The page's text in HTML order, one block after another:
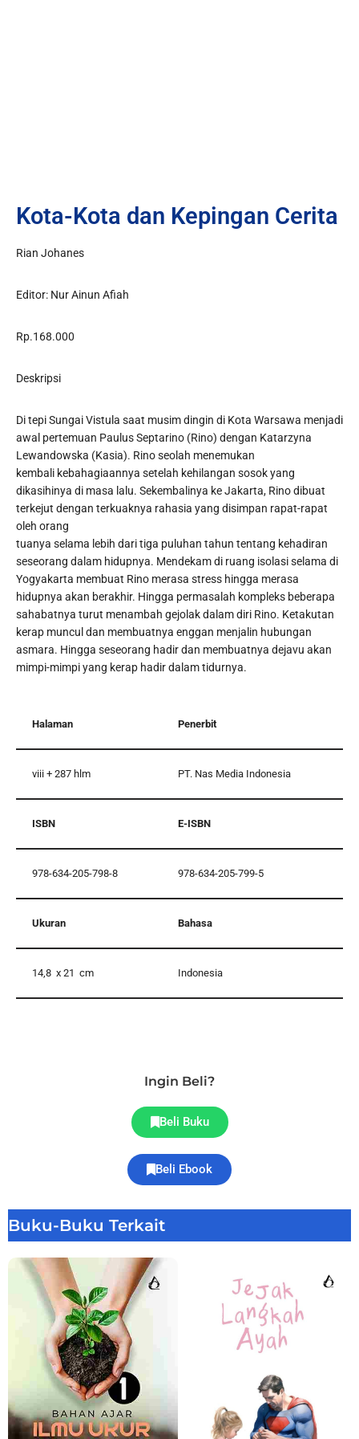
Kota-Kota dan Kepingan Cerita
Rian Johanes
Editor: Nur Ainun Afiah
Rp.168.000
Deskripsi
Di tepi Sungai Vistula saat musim dingin di Kota Warsawa menjadi
awal pertemuan Paulus Septarino (Rino) dengan Katarzyna
Lewandowska (Kasia). Rino seolah menemukan
kembali kebahagiaannya setelah kehilangan sosok yang
dikasihinya di masa lalu. Sekembalinya ke Jakarta, Rino dibuat
terkejut dengan terkuaknya rahasia yang disimpan rapat-rapat
oleh orang
tuanya selama lebih dari tiga puluhan tahun tentang kehadiran
seseorang dalam hidupnya. Mendekam di ruang isolasi selama di
Yogyakarta membuat Rino merasa stress hingga merasa
hidupnya akan berakhir. Hingga permasalah kompleks beberapa
sahabatnya turut menambah gejolak dalam diri Rino. Ketakutan
kerap muncul dan membuatnya enggan menjalin hubungan
asmara. Hingga seseorang hadir dan membuatnya dejavu akan
mimpi-mimpi yang kerap hadir dalam tidurnya.
Halaman Penerbit
viii + 287 hlm PT. Nas Media Indonesia
ISBN E-ISBN
978-634-205-798-8 978-634-205-799-5
Ukuran Bahasa
14,8 x 21 cm Indonesia
Ingin Beli?
Beli Buku
Beli Ebook
Buku-Buku Terkait